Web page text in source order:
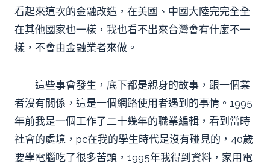
看起來這次的金融改造，在美國、中國大陸完完全全
在其他國家也一樣，我也看不出來台灣會有什麼不一
樣，不會由金融業者來做。
這些事會發生，底下都是親身的故事，跟一個業
者沒有關係，這是一個網路使用者遇到的事情。1995
年前我是一個工作了二十幾年的職業編輯，看到當時
社會的處境，pc在我的學生時代是沒有碰見的，40歲
要學電腦吃了很多苦頭，1995年我得到資料，家用電